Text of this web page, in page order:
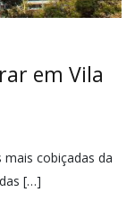
em Vila
mais cobiçadas da
[…]